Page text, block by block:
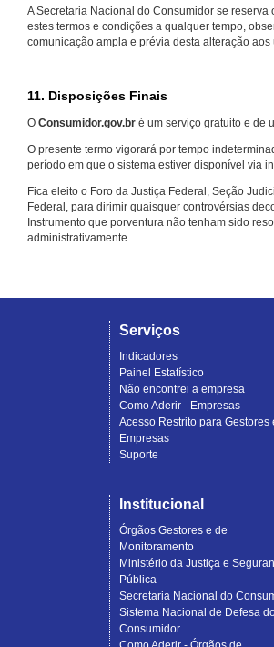
A Secretaria Nacional do Consumidor se reserva
estes termos e condições a qualquer tempo,
comunicação ampla e prévia desta alteração
11. Disposições Finais
O Consumidor.gov.br é um serviço gratuito e de
O presente termo vigorará por tempo
período em que o sistema estiver disponível via
Fica eleito o Foro da Justiça Federal, Seção
Federal, para dirimir quaisquer controvérsias
Instrumento que porventura não tenham sido
administrativamente.
Serviços
Indicadores
Painel Estatístico
Não encontrei a empresa
Como Aderir - Empresas
Acesso Restrito para Gestores
Empresas
Suporte
Institucional
Órgãos Gestores e de
Monitoramento
Ministério da Justiça e
Pública
Secretaria Nacional do
Sistema Nacional de Defesa
Consumidor